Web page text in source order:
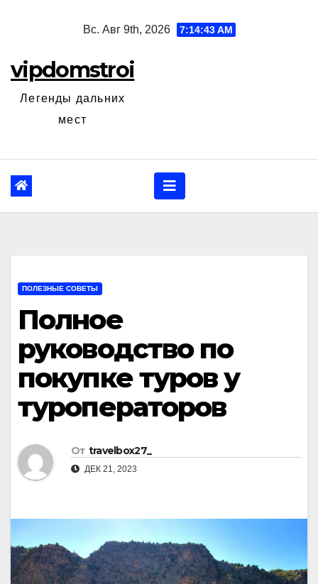
Вс. Авг 9th, 2026 7:14:45 AM
vipdomstroi
Легенды дальних
мест
ПОЛЕЗНЫЕ СОВЕТЫ
Полное
руководство по
покупке туров у
туроператоров
От travelbox27_
ДЕК 21, 2023